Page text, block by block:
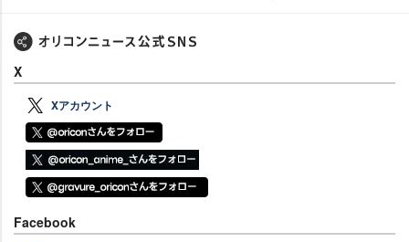
X
Xアカウント
Facebook